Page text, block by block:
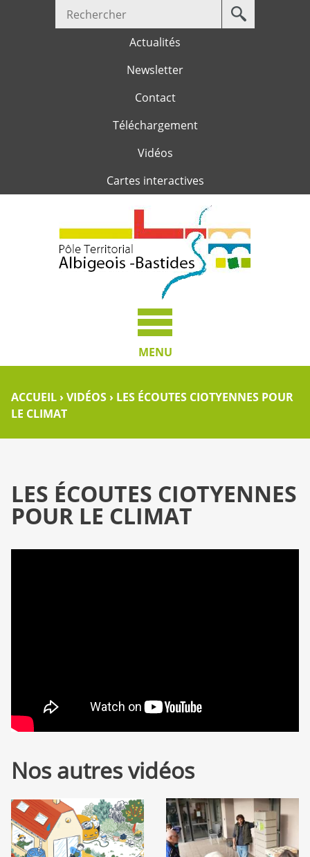
Jump to navigation
Votre
recherche
Actualités
Newsletter
Contact
Téléchargement
Vidéos
Cartes interactives
MENU
ACCUEIL ›VIDÉOS › LES ÉCOUTES CIOTYENNES POUR
LE CLIMAT
LES ÉCOUTES CIOTYENNES
POUR LE CLIMAT
Nos autres vidéos